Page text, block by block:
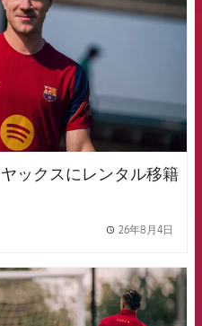
ックスにレンタル移籍
26年8月4日
FCB Barcelona badge